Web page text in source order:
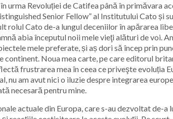
urma Revoluției de Catifea până în primăvara
Senior Fellow” al Institutului Cato și
rolul Cato de-a lungul deceniilorîn apărarea
abia începutul noii mele vieţi alături de voi.
mele preferate, și aș dori să încep prin
Noua mea carte, pe care editorul
frustrarea mea în ceea ce priveşte evoluția
nu am avut nici o iluzie despre integrarea
necesară pentru mine.
actuale din Europa, care s-au dezvoltat de-a